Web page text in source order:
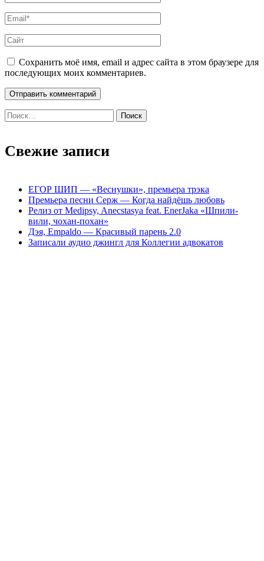
Сохранить моё имя, email и адрес сайта в этом браузере для
последующих моих комментариев.
Найти:
Свежие записи
ЕГОР ШИП — «Веснушки», премьера трэка
Премьера песни Серж — Когда найдёшь любовь
Релиз от Medipsy, Anecstasya feat. EnerJaka «Шпили-
вили, чохан-похан»
Дэя, Empaldo — Красивый парень 2.0
Записали аудио джингл для Коллегии адвокатов